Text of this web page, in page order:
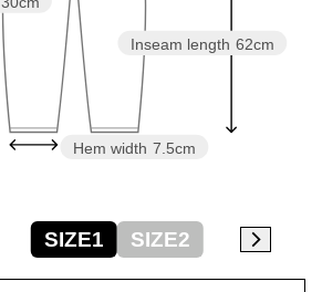
Inseam length 62cm
Hem width 7.5cm
SIZE1 SIZE2